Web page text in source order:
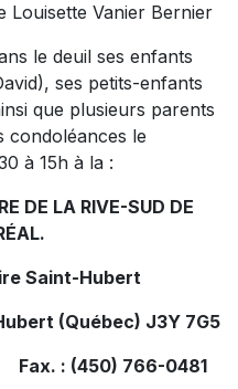
Louisette Vanier Bernier
le deuil ses enfants
ses petits-enfants
que plusieurs parents
condoléances le
à 15h à la :
DE LA RIVE-SUD DE
Saint-Hubert
(Québec) J3Y 7G5
: (450) 766-0481